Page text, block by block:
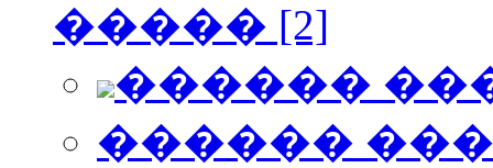
����� [2]
������
������